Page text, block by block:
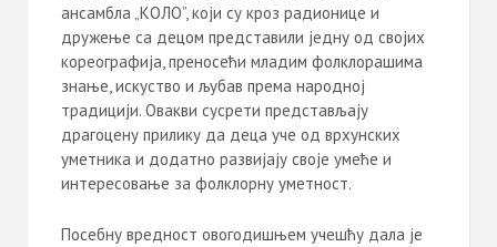
ансамбла „КОЛО”, који су кроз радионице и
дружење са децом представили једну од својих
кореографија, преносећи младим фолклорашима
знање, искуство и љубав према народној
традицији. Овакви сусрети представљају
драгоцену прилику да деца уче од врхунских
уметника и додатно развијају своје умеће и
интересовање за фолклорну уметност.
Посебну вредност овогодишњем учешћу дала је